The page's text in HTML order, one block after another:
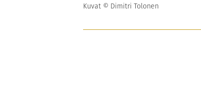
Kuvat © Dimitri Tolonen